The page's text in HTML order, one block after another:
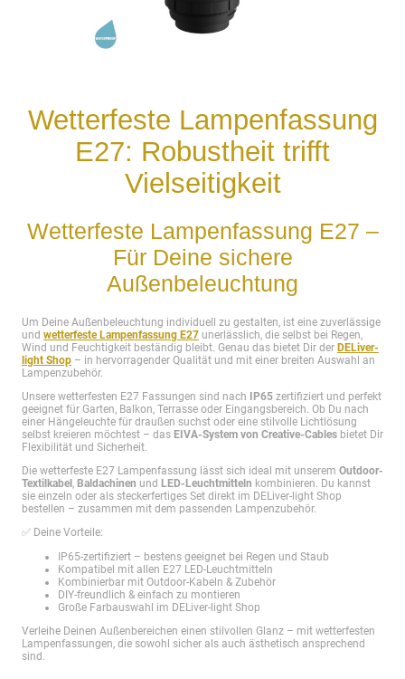
Wetterfeste Lampenfassung
E27: Robustheit trifft
Vielseitigkeit
Wetterfeste Lampenfassung E27 –
Für Deine sichere
Außenbeleuchtung
Um Deine Außenbeleuchtung individuell zu gestalten, ist eine zuverlässige
und wetterfeste Lampenfassung E27 unerlässlich, die selbst bei Regen,
Wind und Feuchtigkeit beständig bleibt. Genau das bietet Dir der DELiver-
light Shop – in hervorragender Qualität und mit einer breiten Auswahl an
Lampenzubehör.
Unsere wetterfesten E27 Fassungen sind nach
IP65 zertifiziert und perfekt
geeignet für Garten, Balkon, Terrasse oder Eingangsbereich. Ob Du nach
einer Hängeleuchte für draußen suchst oder eine stilvolle Lichtlösung
selbst kreieren möchtest – das EIVA-System von Creative-Cables bietet Dir
Flexibilität und Sicherheit.
Die wetterfeste E27 Lampenfassung lässt sich ideal mit unserem Outdoor-
Textilkabel , Baldachinen und LED-Leuchtmitteln kombinieren. Du kannst
sie einzeln oder als steckerfertiges Set direkt im DELiver-light Shop
bestellen – zusammen mit dem passenden Lampenzubehör.
✅ Deine Vorteile:
IP65-zertifiziert – bestens geeignet bei Regen und Staub
Kompatibel mit allen E27 LED-Leuchtmitteln
Kombinierbar mit Outdoor-Kabeln & Zubehör
DIY-freundlich & einfach zu montieren
Große Farbauswahl im DELiver-light Shop
Verleihe Deinen Außenbereichen einen stilvollen Glanz – mit wetterfesten
Lampenfassungen, die sowohl sicher als auch ästhetisch ansprechend
sind.